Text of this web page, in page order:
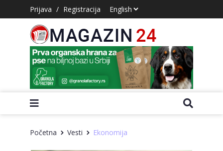
Prijava / Registracija
Početna Vesti Ekonomija